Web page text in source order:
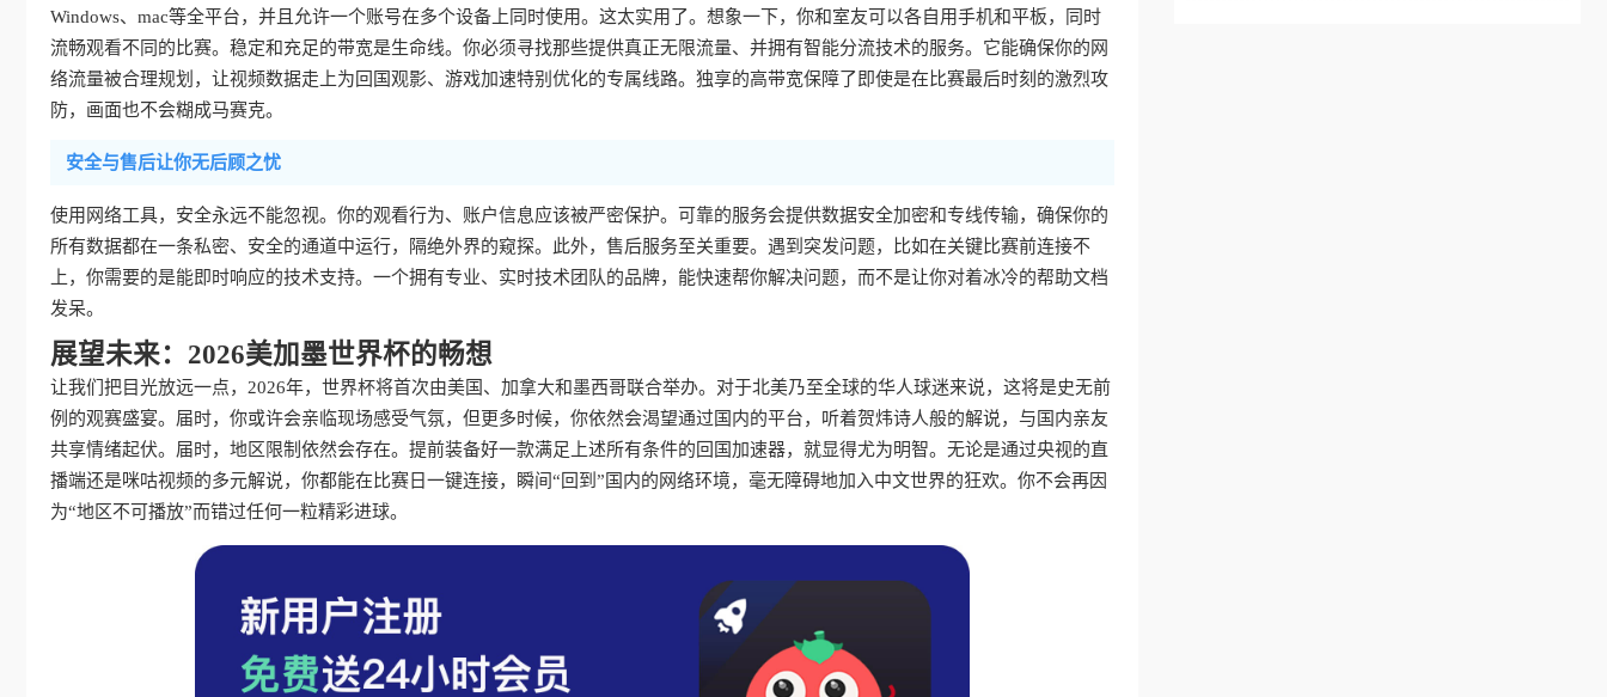
Windows、mac等全平台，并且允许一个账号在多个设备上同时使用。这太实用了。想象一下，你和室友可以各自用手机和平板，同时
流畅观看不同的比赛。稳定和充足的带宽是生命线。你必须寻找那些提供真正无限流量、并拥有智能分流技术的服务。它能确保你的网
络流量被合理规划，让视频数据走上为回国观影、游戏加速特别优化的专属线路。独享的高带宽保障了即使是在比赛最后时刻的激烈攻
防，画面也不会糊成马赛克。
安全与售后让你无后顾之忧
使用网络工具，安全永远不能忽视。你的观看行为、账户信息应该被严密保护。可靠的服务会提供数据安全加密和专线传输，确保你的
所有数据都在一条私密、安全的通道中运行，隔绝外界的窥探。此外，售后服务至关重要。遇到突发问题，比如在关键比赛前连接不
上，你需要的是能即时响应的技术支持。一个拥有专业、实时技术团队的品牌，能快速帮你解决问题，而不是让你对着冰冷的帮助文档
发呆。
展望未来：2026美加墨世界杯的畅想
让我们把目光放远一点，2026年，世界杯将首次由美国、加拿大和墨西哥联合举办。对于北美乃至全球的华人球迷来说，这将是史无前
例的观赛盛宴。届时，你或许会亲临现场感受气氛，但更多时候，你依然会渴望通过国内的平台，听着贺炜诗人般的解说，与国内亲友
共享情绪起伏。届时，地区限制依然会存在。提前装备好一款满足上述所有条件的回国加速器，就显得尤为明智。无论是通过央视的直
播端还是咪咕视频的多元解说，你都能在比赛日一键连接，瞬间“回到”国内的网络环境，毫无障碍地加入中文世界的狂欢。你不会再因
为“地区不可播放”而错过任何一粒精彩进球。